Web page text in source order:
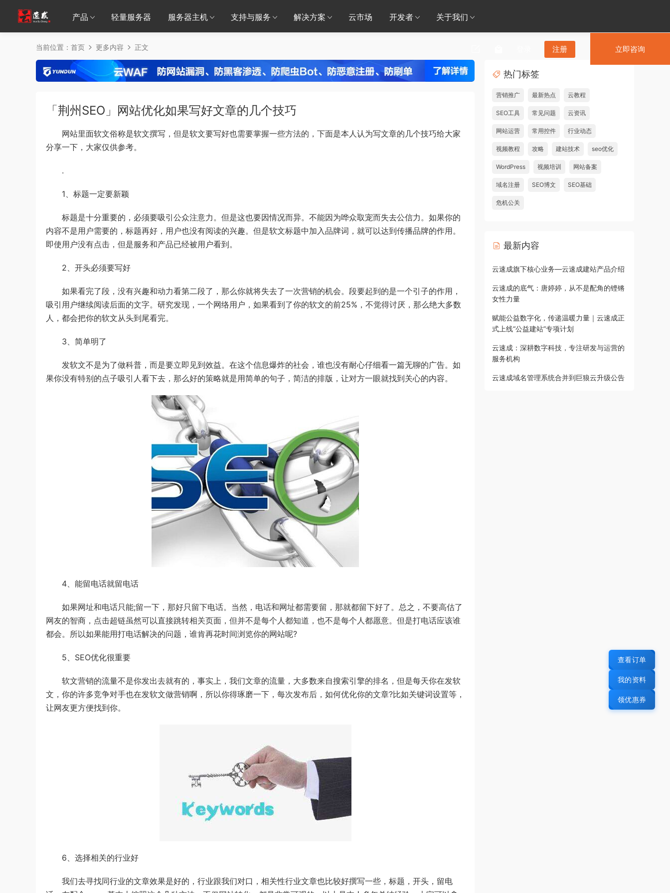
产品 轻量服务器 服务器主机 支持与服务 解决方案 云市场 开发者 关于我们
注册 立即咨询
当前位置： 首页 更多内容 正文
「荆州SEO」网站优化如果写好文章的几个技巧
网站里面软文俗称是软文撰写，但是软文要写好也需要掌握一些方法的，下面是本人认为写文章的几个技巧给大家
分享一下，大家仅供参考。
.
1、标题一定要新颖
标题是十分重要的，必须要吸引公众注意力。但是这也要因情况而异。不能因为哗众取宠而失去公信力。如果你的
内容不是用户需要的，标题再好，用户也没有阅读的兴趣。但是软文标题中加入品牌词，就可以达到传播品牌的作用。
即使用户没有点击，但是服务和产品已经被用户看到。
2、开头必须要写好
如果看完了段，没有兴趣和动力看第二段了，那么你就将失去了一次营销的机会。段要起到的是一个引子的作用，
吸引用户继续阅读后面的文字。研究发现，一个网络用户，如果看到了你的软文的前25%，不觉得讨厌，那么绝大多数
人，都会把你的软文从头到尾看完。
3、简单明了
发软文不是为了做科普，而是要立即见到效益。在这个信息爆炸的社会，谁也没有耐心仔细看一篇无聊的广告。如
果你没有特别的点子吸引人看下去，那么好的策略就是用简单的句子，简洁的排版，让对方一眼就找到关心的内容。
4、能留电话就留电话
如果网址和电话只能;留一下，那好只留下电话。当然，电话和网址都需要留，那就都留下好了。总之，不要高估了
网友的智商，点击超链虽然可以直接跳转相关页面，但并不是每个人都知道，也不是每个人都愿意。但是打电话应该谁
都会。所以如果能用打电话解决的问题，谁肯再花时间浏览你的网站呢?
5、SEO优化很重要
软文营销的流量不是你发出去就有的，事实上，我们文章的流量，大多数来自搜索引擎的排名，但是每天你在发软
文，你的许多竞争对手也在发软文做营销啊，所以你得琢磨一下，每次发布后，如何优化你的文章?比如关键词设置等，
让网友更方便找到你。
6、选择相关的行业好
我们去寻找同行业的文章效果是好的，行业跟我们对口，相关性行业文章也比较好撰写一些，标题，开头，留电
热门标签
营销推广 最新热点 云教程
SEO工具 常见问题 云资讯
网站运营 常用控件 行业动态
视频教程 攻略 建站技术 seo优化
WordPress 视频培训 网站备案
域名注册 SEO博文 SEO基础
危机公关
最新内容
云速成旗下核心业务—云速成建站产品介绍
云速成的底气：唐婷婷，从不是配角的铿锵
女性力量
赋能公益数字化，传递温暖力量｜云速成正
式上线“公益建站”专项计划
云速成：深耕数字科技，专注研发与运营的
服务机构
云速成域名管理系统合并到巨狼云升级公告
查看订单
我的资料
领优惠券